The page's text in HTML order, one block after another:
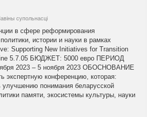
супольнасцi
в сфере реформирования
истории и науки в рамках
Supporting New Initiatives for Transition
line 5.7.05 БЮДЖЕТ: 5000 евро ПЕРИОД
2023 – 5 ноября 2023 ОБОСНОВАНИЕ
конференцию, которая:
улучшению понимания беларусской
памяти, экосистемы культуры, науки